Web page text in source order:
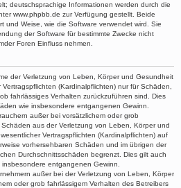
deutschsprachige Informationen werden durch die
www.phpbb.de zur Verfügung gestellt. Beide
und Weise, wie die Software verwendet wird. Sie
der Software für bestimmte Zwecke nicht
Foren Einfluss nehmen.
der Verletzung von Leben, Körper und Gesundheit
(Kardinalpflichten) nur für Schäden,
fahrlässiges Verhalten zurückzuführen sind. Dies
wie insbesondere entgangenen Gewinn.
außer bei vorsätzlichem oder grob
aus der Verletzung von Leben, Körper und
Vertragspflichten (Kardinalpflichten) auf
vorhersehbaren Schäden und im übrigen der
Durchschnittsschäden begrenzt. Dies gilt auch
entgangenen Gewinn.
außer bei der Verletzung von Leben, Körper
oder grob fahrlässigem Verhalten des Betreibers